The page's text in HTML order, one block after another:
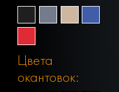
Цвета
окантовок: